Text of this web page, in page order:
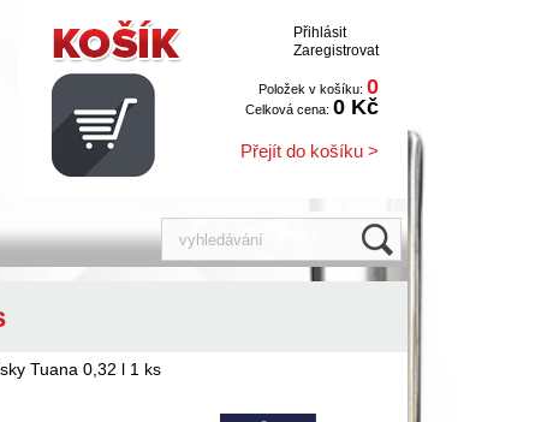
Přihlásit
Zaregistrovat
Položek v košíku: 0
Celková cena: 0 Kč
Přejít do košíku >
Tuana 0,32 l 1 ks